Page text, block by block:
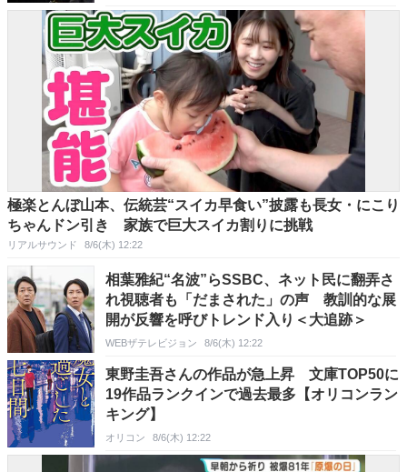
極楽とんぼ山本、伝統芸“スイカ早食い”披露も長女・にこり
ちゃんドン引き 家族で巨大スイカ割りに挑戦
リアルサウンド 8/6(木) 12:22
相葉雅紀“名波”らSSBC、ネット民に翻弄さ
れ視聴者も「だまされた」の声 教訓的な展
開が反響を呼びトレンド入り＜大追跡＞
WEBザテレビジョン 8/6(木) 12:22
東野圭吾さんの作品が急上昇 文庫TOP50に
19作品ランクインで過去最多【オリコンラン
キング】
オリコン 8/6(木) 12:22